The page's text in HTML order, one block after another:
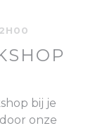
bij je
onze